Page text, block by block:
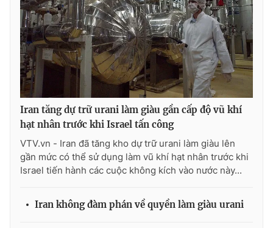
THỜI BÁO VTV
Theo dõi báo trên
Cơ quan chủ quản: Đài Truyền hình Việt Nam
Cơ quan báo chí:Thời báo VTV
cấp ngày 29/12/2023
Iran tăng dự trữ urani làm giàu gần cấp độ vũ khí
hạt nhân trước khi Israel tấn công
VTV.vn - Iran đã tăng kho dự trữ urani làm giàu lên
gần mức có thể sử dụng làm vũ khí hạt nhân trước khi
Israel tiến hành các cuộc không kích vào nước này...
Iran không đàm phán về quyền làm giàu urani